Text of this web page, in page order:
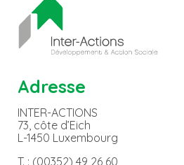
Adresse
INTER-ACTIONS
73, côte d’Eich
L-1450 Luxembourg
T. : (00352) 49 26 60